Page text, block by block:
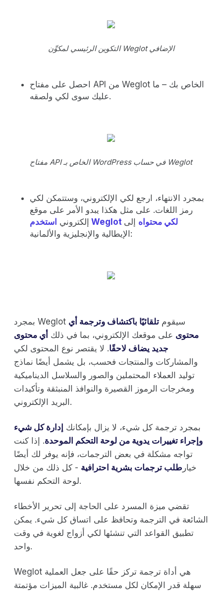
التكوين الرئيسي لمكوِّن Weglot الإضافي
احصل على مفتاح API من Weglot الخاص بك – ما
عليك سوى لكي ولصقه.
مفتاح API الخاص بـ WordPress في حساب Weglot
بمجرد الانتهاء، ارجع لكي الإلكتروني، وستتمكن لكي
رمز اللغات. على مثل هكذا يبدو الأمر على موقع
إلكتروني
استخدم Weglot لكي محتواه إلى
الإيطالية والإنجليزية والألمانية:
بمجرد Weglot سيقوم تلقائيًا باكتشاف وترجمة أي
محتوى على موقعك الإلكتروني، بما في ذلك أي محتوى
جديد يضاف لاحقًا. لا يقتصر نوع المحتوى لكي
والمشاركات والمنتجات فحسب، بل يشمل أيضًا نماذج
توليد العملاء المحتملين والصور والسلاسل الديناميكية
ومخرجات الرموز القصيرة والنوافذ المنبثقة وتأكيدات
البريد الإلكتروني.
بمجرد ترجمة كل شيء، لا يزال بإمكانك إدارة كل شيء
وإجراء تغييرات يدوية من لوحة التحكم الموحدة. إذا كنت
تواجه مشكلة في بعض الترجمات، فإنه يوفر لك أيضًا
خيار طلب ترجمات بشرية احترافية - كل ذلك من خلال
لوحة التحكم نفسها.
تقضي ميزة المسرد على الحاجة إلى تحرير الأخطاء
الشائعة في الترجمة وتحافظ على اتساق كل شيء. يمكن
تطبيق القواعد التي تنشئها لكي أزواج لغوية في وقت
واحد.
Weglot هي أداة ترجمة تركز حقًا على جعل العملية
سهلة قدر الإمكان لكل مستخدم. غالبية الميزات مؤتمتة